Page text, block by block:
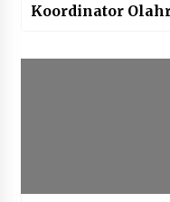
Koordinator